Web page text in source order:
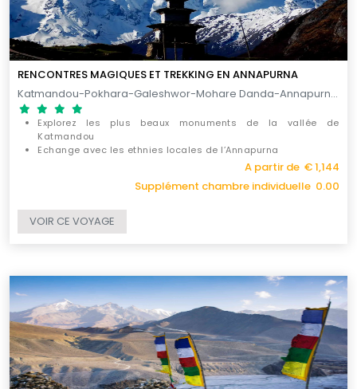
RENCONTRES MAGIQUES ET TREKKING EN ANNAPURNA
Katmandou-Pokhara-Galeshwor-Mohare Danda-Annapurna / 11 JOURS
Explorez les plus beaux monuments de la vallée de
Katmandou
Echange avec les ethnies locales de l’Annapurna
Une vue inoubliable et imprenable de l’Annapurna et des
A partir de € 1,144
Supplément chambre individuelle 0.00
VOIR CE VOYAGE